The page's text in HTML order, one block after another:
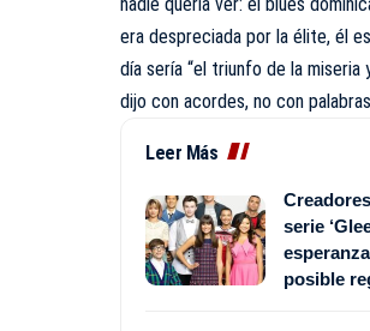
era despreciada por la élite, él
día sería “el triunfo de la miseria
dijo con acordes, no con
Leer Más
serie
posible